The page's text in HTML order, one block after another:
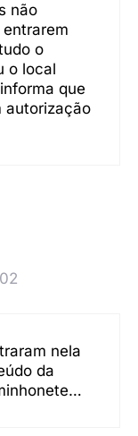
não
o
o local
que
autorização
nela
da